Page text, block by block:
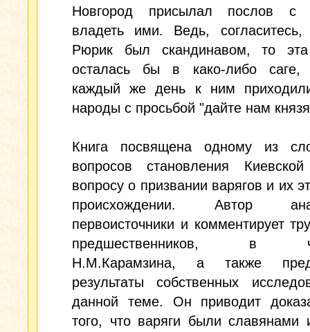
Новгород присылал послов с
владеть ими. Ведь,
Рюрик был скандинавом, то эта
осталась бы в како-либо
каждый же день к ним
народы с просьбой "дайте нам
Книга посвящена одному из
вопросов становления
вопросу о призвании варягов и их
происхождении. Автор
первоисточники и комментирует
предшественников, в
H.М.Карамзина, а также
результаты собственных
данной теме. Он приводит
того, что варяги были славянами